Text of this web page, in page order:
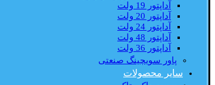
آداپتور 19 ولت
آداپتور 20 ولت
آداپتور 24 ولت
آداپتور 48 ولت
آداپتور 36 ولت
پاور سویچینگ صنعتی
سایر محصولات